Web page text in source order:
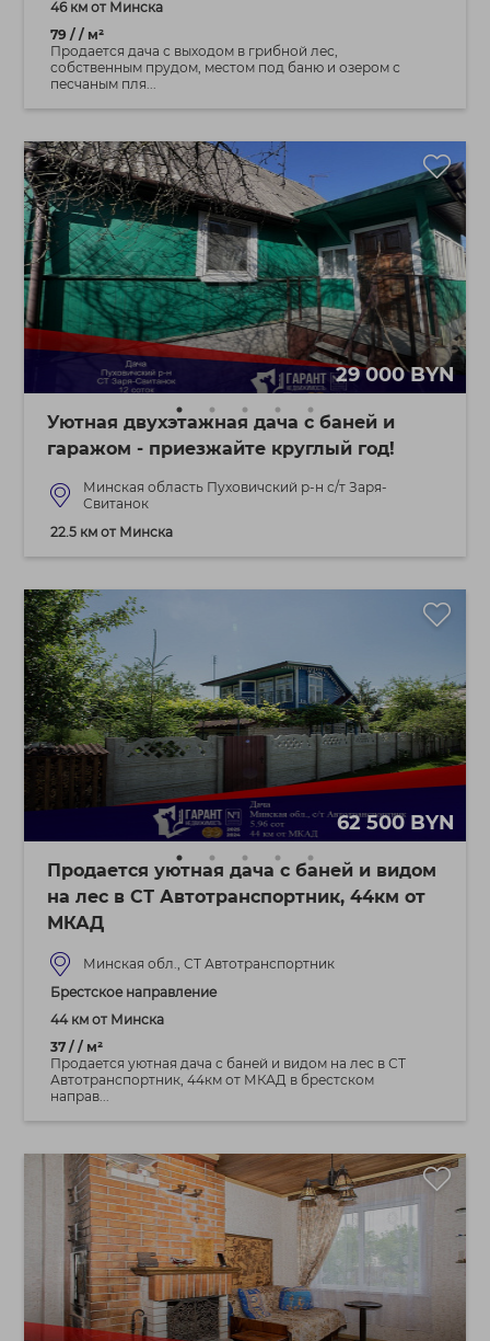
46 км от Минска
79 / / м²
Продается дача с выходом в грибной лес,
собственным прудом, местом под баню и озером с
песчаным пля...
29 000 BYN
Уютная двухэтажная дача с баней и
гаражом - приезжайте круглый год!
Минская область Пуховичский р-н с/т Заря-
Свитанок
22.5 км от Минска
62 500 BYN
Продается уютная дача с баней и видом
на лес в СТ Автотранспортник, 44км от
МКАД
Минская обл., СТ Автотранспортник
Брестское направление
44 км от Минска
37 / / м²
Продается уютная дача с баней и видом на лес в СТ
Автотранспортник, 44км от МКАД в брестском
направ...